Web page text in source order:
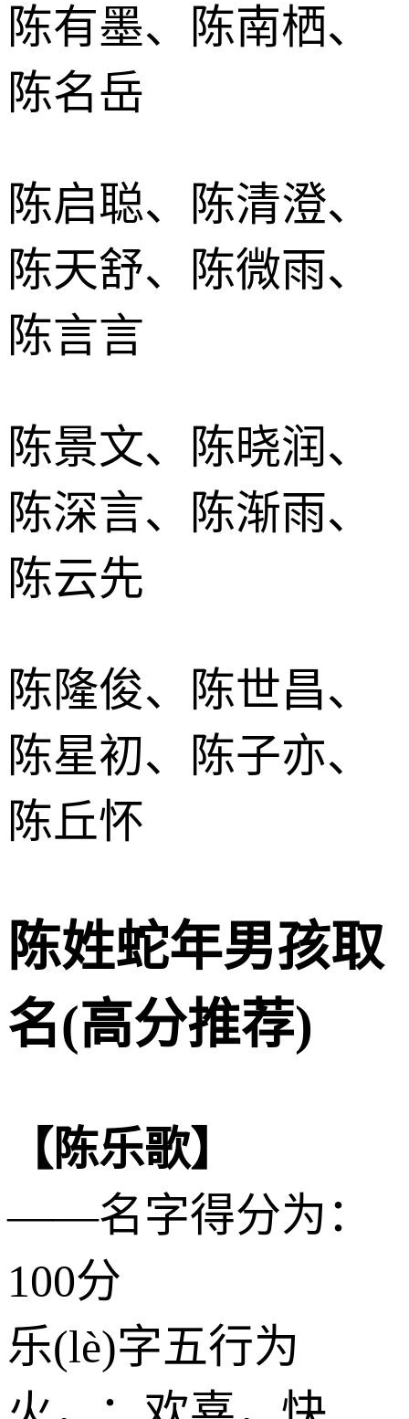
陈有墨、陈南栖、
陈名岳
陈启聪、陈清澄、
陈天舒、陈微雨、
陈言言
陈景文、陈晓润、
陈深言、陈渐雨、
陈云先
陈隆俊、陈世昌、
陈星初、陈子亦、
陈丘怀
陈姓蛇年男孩取
名(高分推荐)
【陈乐歌】
——名字得分为：
100分
乐(lè)字五行为